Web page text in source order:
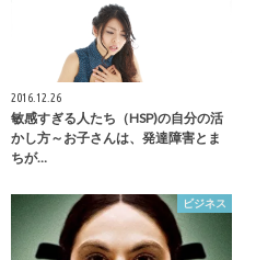
2016.12.26
敏感すぎる人たち（HSP)の自分の活
かし方～お子さんは、発達障害とま
ちが…
ビジネス